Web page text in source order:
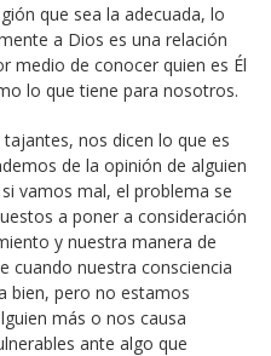
que sea la adecuada, lo
a Dios es una relación
medio de conocer quien es Él
lo que tiene para nosotros.
nos dicen lo que es
de la opinión de alguien
vamos mal, el problema se
a poner a consideración
y nuestra manera de
cuando nuestra consciencia
bien, pero no estamos
más o nos causa
ante algo que